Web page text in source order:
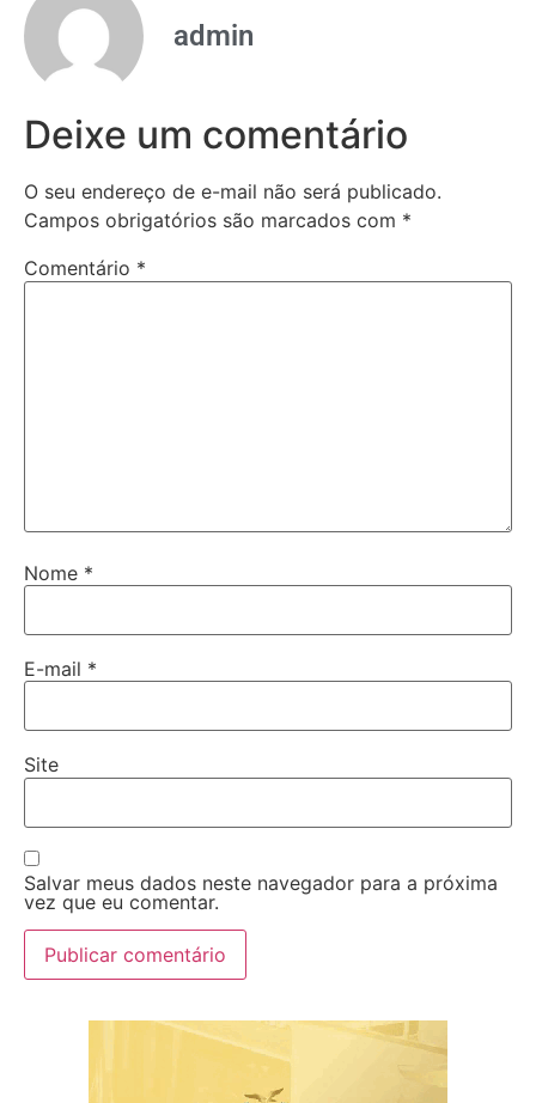
admin
Deixe um comentário
O seu endereço de e-mail não será publicado.
Campos obrigatórios são marcados com *
Comentário *
Nome *
E-mail *
Site
Salvar meus dados neste navegador para a próxima
vez que eu comentar.